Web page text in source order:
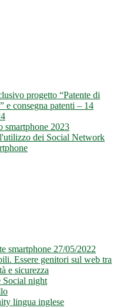
progetto “Patente di
e consegna patenti – 14
smartphone 2023
dei Social Network
smartphone 27/05/2022
Essere genitori sul web tra
e sicurezza
Social night
lingua inglese